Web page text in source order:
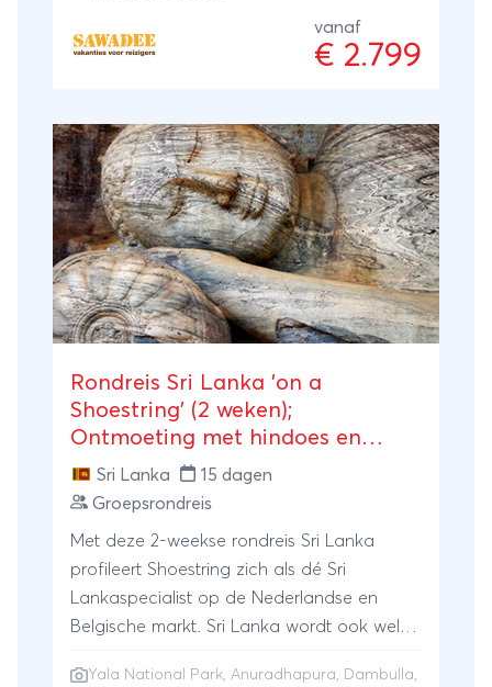
vervoer gaat met onze eigen bus en we
nemen een keer de lokale trein. Tijdens
Sri Lanka leven. We eindigen deze rondreis
in Sri Lanka aan de kust met witte
zandstranden, waar je heerlijk kunt
ontspannen.
vanaf
€ 2.799
Rondreis Sri Lanka 'on a
Shoestring' (2 weken);
Ontmoeting met hindoes en
boeddhisten
Sri Lanka
15 dagen
Groepsrondreis
Met deze 2-weekse rondreis Sri Lanka
profileert Shoestring zich als dé Sri
Lankaspecialist op de Nederlandse en
Belgische markt. Sri Lanka wordt ook wel
Yala National Park, Anuradhapura, Dambulla,